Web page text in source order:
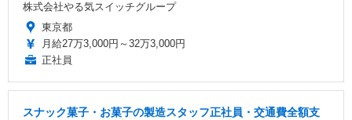
株式会社やる気スイッチグループ
東京都
月給27万3,000円～32万3,000円
正社員
スナック菓子・お菓子の製造スタッフ正社員・交通費全額支